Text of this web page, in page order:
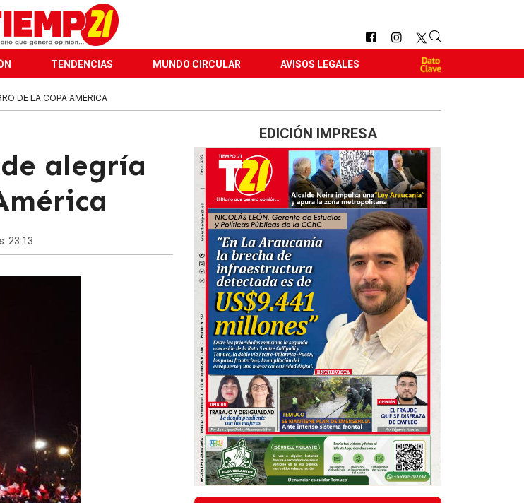
TENDENCIAS MUNDO CIRCULAR AVISOS LEGALES
DE LA COPA AMÉRICA
alegría
23:13
EDICIÓN IMPRESA